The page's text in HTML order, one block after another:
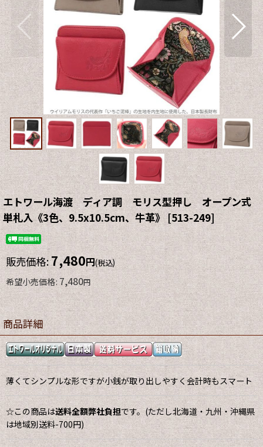
エトワール海渡 ディア調 モリス型押し オープン式
単札入《3色、9.5x10.5cm、牛革》[513-249]
販売価格:7,480円(税込)
希望小売価格: 7,480円
商品詳細
薄くてシンプルな形ですが小銭が取り出しやすく会計時もスマート
☆この商品は送料全額弊社負担です。(ただし北海道・九州・沖縄県
は地域別送料-700円)